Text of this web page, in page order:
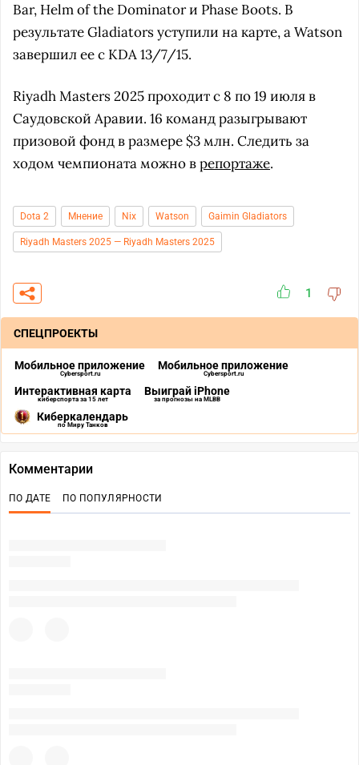
Bar, Helm of the Dominator и Phase Boots. В
результате Gladiators уступили на карте, а Watson
завершил ее с KDA 13/7/15.
Riyadh Masters 2025 проходит с 8 по 19 июля в
Саудовской Аравии. 16 команд разыгрывают
призовой фонд в размере $3 млн. Следить за
ходом чемпионата можно врепортаже.
Dota 2 Мнение Nix Watson Gaimin Gladiators
Riyadh Masters 2025 — Riyadh Masters 2025
1
СПЕЦПРОЕКТЫ
Мобильное приложение
Cybersport.ru
Мобильное приложение
Cybersport.ru
Интерактивная карта
киберспорта за 15 лет
Выиграй iPhone
за прогнозы на MLBB
Киберкалендарь
по Миру Танков
Комментарии
ПО ДАТЕ ПО ПОПУЛЯРНОСТИ